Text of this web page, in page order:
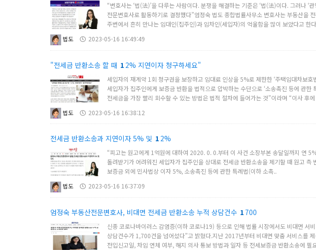
“변호사는 ‘법(法)’을 다루는 사람이다. 분쟁을 해결하는 기준은 ‘법(法)이다. 그러나
전문변호사로 활동하기로 결정했다”엄정숙 법도 종합법률사무소 변호사는 부동산을
주변에서 흔히 만나는 임대인(집주인)과 임차인(세입자)의 억울함을 많이 보았다고 한
법도
2023-05-16 16:49:49
"전세금 반환소송 할 때 1 2% 지연이자 청구하세요"
세입자의 재계약 1회 청구권을 보장하고 임대료 인상을 5%로 제한한 ‘주택임대차보
세입자가 집주인에게 보증금 반환을 법적으로 압박하는 수단으로 ‘소송촉진 등에 관
전세금을 가장 빨리 회수할 수 있는 방법은 법적 절차에 들어가는 것”이라며 “이사 후
법도
2023-05-16 16:38:12
전세금 반환소송과 지연이자 5% 및 1 2%
“피고는 원고에게 1억원에 대하여 2020. 0. 0.부터 이 사건 소장부본 송달일까지 연
돌려받기가 어려워진 세입자가 집주인을 상대로 전세금 반환소송을 제기할 때 원고
보증금 외에 민사법상 이자 5%, 소송촉진 등에 관한 특례법(이하 소촉..
법도
2023-05-16 16:37:09
엄정숙 부동산전문변호사, 비대면 전세금 반환소송 누적 상담건수 1 700
신종 코로나바이러스 감염증(이하 코로나19) 등으로 인해 법률 시장에서도 비대면 서
상담건수가 1,700건을 넘어섰다”고 밝혔다.지난 2017년부터 비대면 맞춤 서비스를
전입신고일, 차임 연체 여부, 해지 의사 통보 방법과 일자 등 전세보증금 반환소송에 필